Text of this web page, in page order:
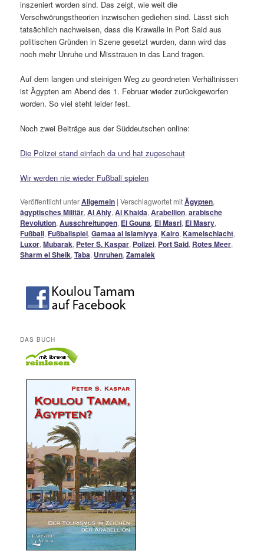
inszeniert worden sind. Das zeigt, wie weit die
Verschwörungstheorien inzwischen gediehen sind. Lässt sich
tatsächlich nachweisen, dass die Krawalle in Port Said aus
politischen Gründen in Szene gesetzt wurden, dann wird das
noch mehr Unruhe und Misstrauen in das Land tragen.
Auf dem langen und steinigen Weg zu geordneten Verhältnissen
ist Ägypten am Abend des 1. Februar wieder zurückgeworfen
worden. So viel steht leider fest.
Noch zwei Beiträge aus der Süddeutschen online:
Die Polizei stand einfach da und hat zugeschaut
Wir werden nie wieder Fußball spielen
Veröffentlicht unterAllgemein |Verschlagwortet mitÄgypten,
ägyptisches Militär,Al Ahly,Al Khaida,Arabellion,arabische
Revolution,Ausschreitungen, El Gouna, El Masri, El Masry,
Fußball,Fußballspiel,Gamaa al Islamiyya,Kairo,Kamelschlacht,
Luxor,Mubarak, Peter S. Kaspar, Polizei, Port Said, Rotes Meer,
Sharm el Sheik,Taba, Unruhen,Zamalek
DAS BUCH